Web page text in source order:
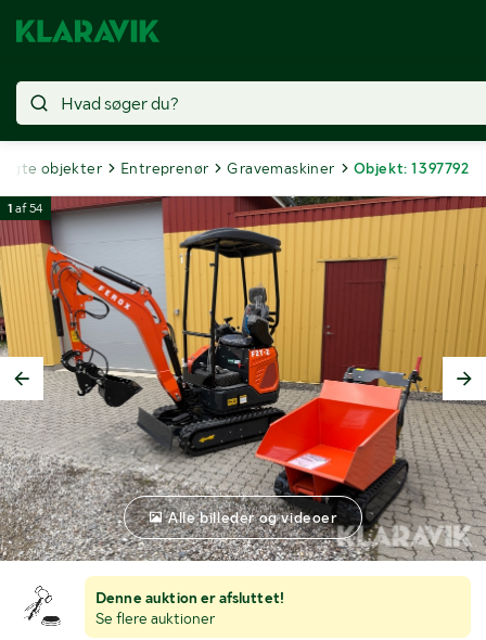
objekter Entreprenør Gravemaskiner Objekt: 1397792
Denne auktion er afsluttet!
Se flere auktioner
1 af54
Alle billeder og videoer